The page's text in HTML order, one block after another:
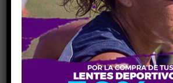
Share Link:
INFORMACIÓN ADICIONAL